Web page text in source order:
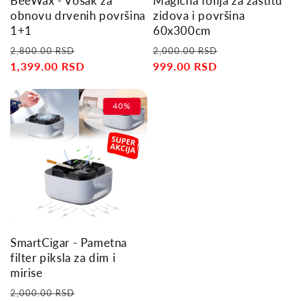
n
obnovu drvenih površina
1+1
Regular
price
2,800.00 RSD
price
1,399.00 RSD
zidova i površina
60x300cm
Regular
price
2,000.00 RSD
999.00 RSD
40%
SmartCigar - Pametna
filter piksla za dim i
mirise
Regular
2,000.00 RSD